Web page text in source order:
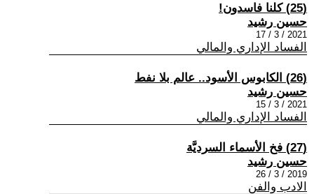
(25) كلنا فاسدون!
حسين رشيد
2021 / 3 / 17
الفساد الإداري والمالي
(26) الكابوس الأسود.. عالم بلا نفط
حسين رشيد
2021 / 3 / 15
الفساد الإداري والمالي
(27) فخ الأسماء السرديَّة
حسين رشيد
2019 / 3 / 26
الادب والفن